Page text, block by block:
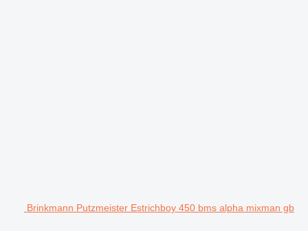
Brinkmann Putzmeister Estrichboy 450 bms alpha mixman gb